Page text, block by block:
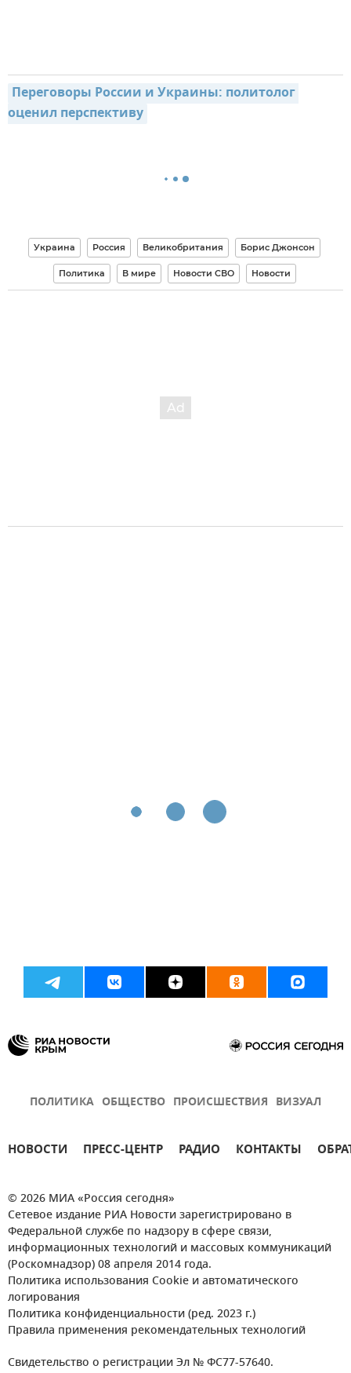
Переговоры России и Украины: политолог
оценил перспективу
Украина Россия Великобритания Борис Джонсон
Политика В мире Новости СВО Новости
ПОЛИТИКА ОБЩЕСТВО ПРОИСШЕСТВИЯ ВИЗУАЛ
НОВОСТИ ПРЕСС-ЦЕНТР РАДИО КОНТАКТЫ
© 2026 МИА «Россия сегодня»
Сетевое издание РИА Новости зарегистрировано в
Федеральной службе по надзору в сфере связи,
информационных технологий и массовых коммуникаций
(Роскомнадзор) 08 апреля 2014 года.
Политика использования Cookie и автоматического
логирования
Политика конфиденциальности (ред. 2023 г.)
Правила применения рекомендательных технологий
Свидетельство о регистрации Эл № ФС77-57640.